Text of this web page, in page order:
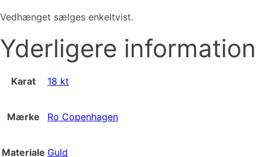
Vedhænget sælges enkeltvist.
Yderligere information
Karat 18 kt
Mærke Ro Copenhagen
Materiale Guld